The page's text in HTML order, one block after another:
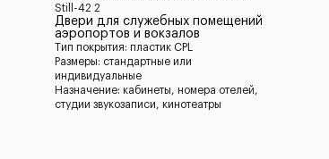
Still-42 2
Двери для служебных помещений
аэропортов и вокзалов
Тип покрытия: пластик CPL
Размеры: стандартные или
индивидуальные
Назначение: кабинеты, номера отелей,
студии звукозаписи, кинотеатры